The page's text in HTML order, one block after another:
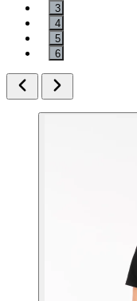
3
4
5
6